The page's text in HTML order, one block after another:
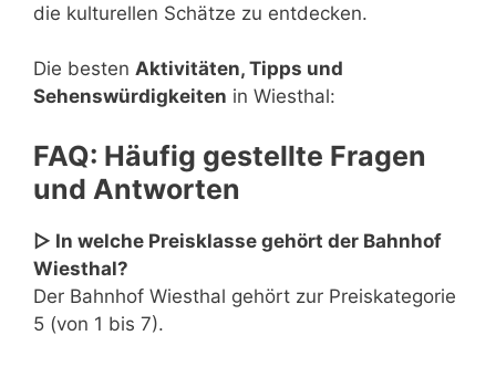
die kulturellen Schätze zu entdecken.
Die besten Aktivitäten, Tipps und
Sehenswürdigkeiten in Wiesthal:
FAQ: Häufig gestellte Fragen
und Antworten
▷ In welche Preisklasse gehört der Bahnhof
Wiesthal?
Der Bahnhof Wiesthal gehört zur Preiskategorie
5 (von 1 bis 7).